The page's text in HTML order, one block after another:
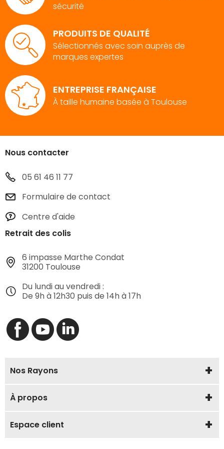
sécurité
PRODUITS DE QUALITÉ
Sélectionnés avec soin auprès de
marques expertes
ENTREPRISE FRANÇAISE
À taille humaine basée à Toulouse
Nous contacter
05 61 46 11 77
Formulaire de contact
Centre d'aide
Retrait des colis
6 impasse Marthe Condat
31200 Toulouse
Du lundi au vendredi :
De 9h à 12h30 puis de 14h à 17h
Nos Rayons
À propos
Espace client